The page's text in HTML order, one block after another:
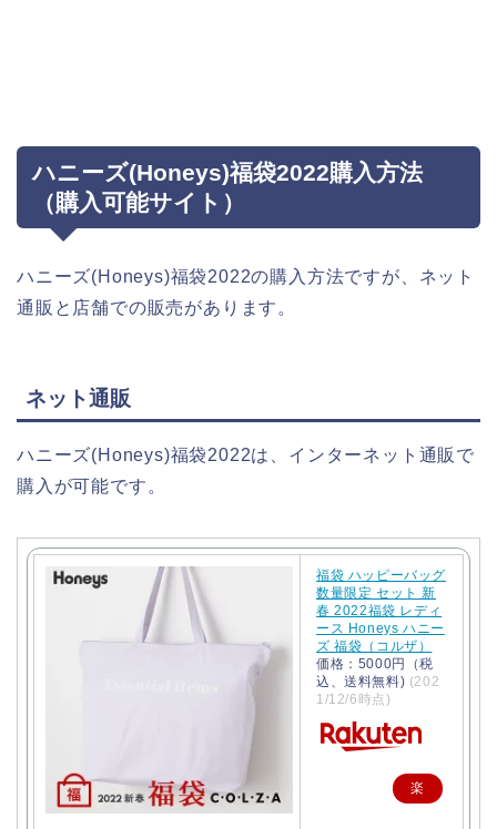
ハニーズ(Honeys)福袋2022購入方法
（購入可能サイト）
ハニーズ(Honeys)福袋2022の購入方法ですが、ネット
通販と店舗での販売があります。
ネット通販
ハニーズ(Honeys)福袋2022は、インターネット通販で
購入が可能です。
福袋 ハッピーバッグ
数量限定 セット 新
春 2022福袋 レディ
ース Honeys ハニー
ズ 福袋（コルザ）
価格：5000円（税
込、送料無料) (202
1/12/6時点)
楽